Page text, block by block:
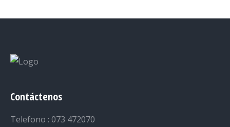
Contáctenos
Telefono : 073 472070